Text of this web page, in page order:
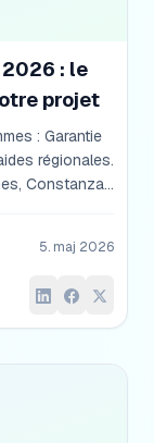
: le
projet
: Garantie
régionales.
Constanza,
d'action en 5
5. maj 2026